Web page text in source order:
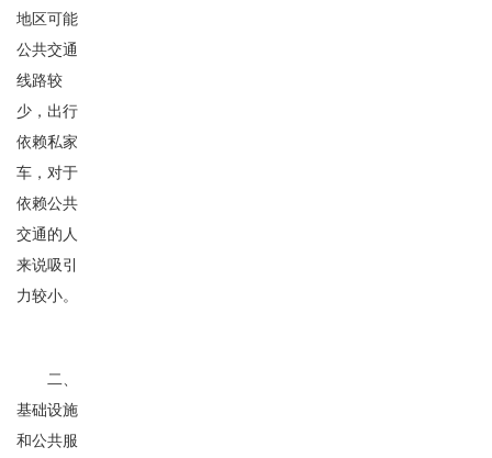
地区可能
公共交通
线路较
少，出行
依赖私家
车，对于
依赖公共
交通的人
来说吸引
力较小。
二、
基础设施
和公共服